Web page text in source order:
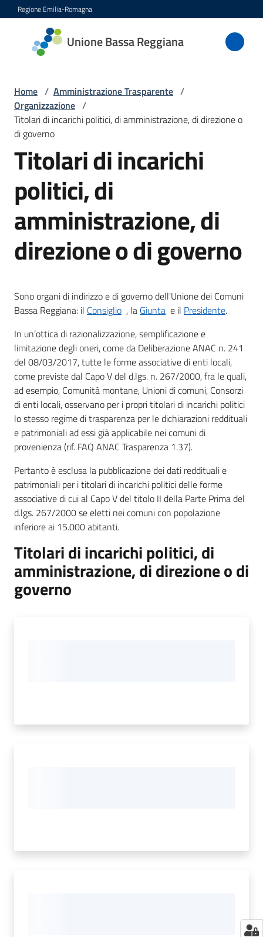
Vai al contenuto
Vai alla navigazione
Vai al footer
Regione Emilia-Romagna
Unione Bassa Reggiana
Unione
Bassa
Amministrazione
Menu selezionato
Novità
Servizi
Vivere
Tutti
argomenti...
Seguici
su
Home / Amministrazione Trasparente /
Organizzazione /
Titolari di incarichi politici, di amministrazione, di direzione o
di governo
Titolari di incarichi
politici, di
amministrazione, di
direzione o di governo
Sono organi di indirizzo e di governo dell'Unione dei Comuni
Bassa Reggiana: il Consiglio , la Giunta e il Presidente.
In un’ottica di razionalizzazione, semplificazione e
limitazione degli oneri, come da Deliberazione ANAC n. 241
del 08/03/2017, tutte le forme associative di enti locali,
come previste dal Capo V del d.lgs. n. 267/2000, fra le quali,
ad esempio, Comunità montane, Unioni di comuni, Consorzi
di enti locali, osservano per i propri titolari di incarichi politici
lo stesso regime di trasparenza per le dichiarazioni reddituali
e patrimoniali ad essi già applicabile nei comuni di
provenienza (rif. FAQ ANAC Trasparenza 1.37).
Pertanto è esclusa la pubblicazione dei dati reddituali e
patrimoniali per i titolari di incarichi politici delle forme
associative di cui al Capo V del titolo II della Parte Prima del
d.lgs. 267/2000 se eletti nei comuni con popolazione
inferiore ai 15.000 abitanti.
Titolari di incarichi politici, di
amministrazione, di direzione o di
governo